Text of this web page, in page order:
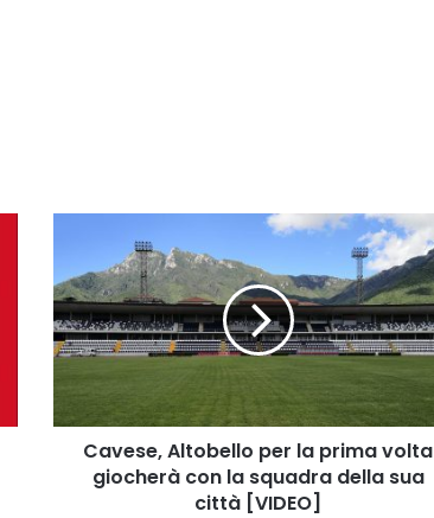
Altobello
per
la
prima
volta
giocherà
con
la
squadra
della
Cavese, Altobello per la prima volta
giocherà con la squadra della sua
città [VIDEO]